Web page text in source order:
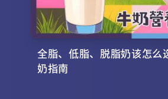
全脂、低脂、脱脂奶该怎么
奶指南